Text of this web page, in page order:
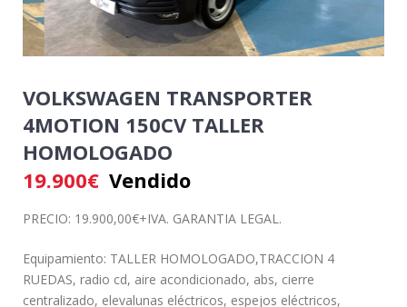
VOLKSWAGEN TRANSPORTER
4MOTION 150CV TALLER
HOMOLOGADO
19.900€ Vendido
PRECIO: 19.900,00€+IVA. GARANTIA LEGAL.
Equipamiento: TALLER HOMOLOGADO,TRACCION 4
RUEDAS, radio cd, aire acondicionado, abs, cierre
centralizado, elevalunas eléctricos, espejos eléctricos,